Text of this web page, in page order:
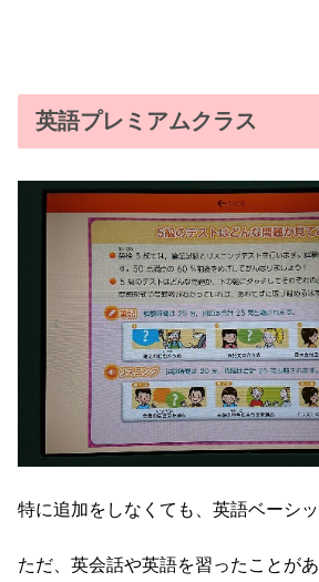
英語プレミアムクラス
特に追加をしなくても、英語ベーシ
ただ、英会話や英語を習ったことが